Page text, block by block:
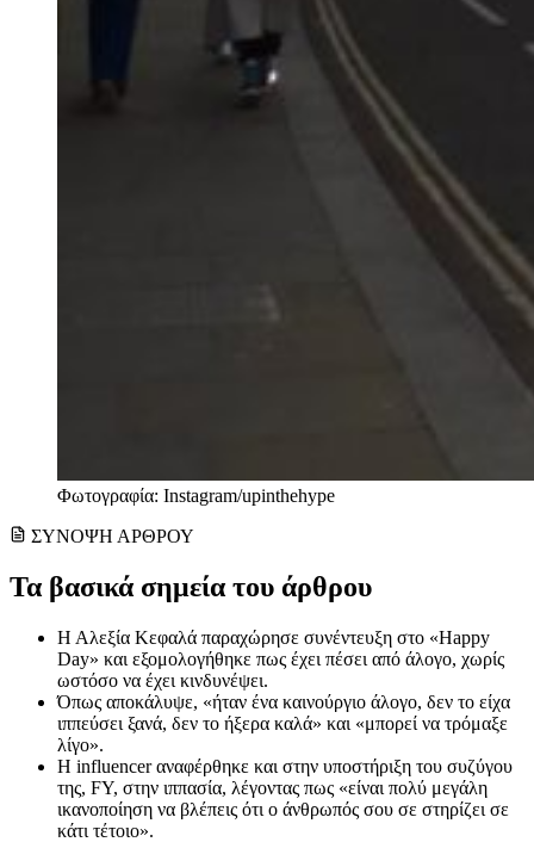
Φωτογραφία: Instagram/upinthehype
ΣΥΝΟΨΗ ΑΡΘΡΟΥ
Τα βασικά σημεία του άρθρου
Η Αλεξία Κεφαλά παραχώρησε συνέντευξη στο «Happy
Day» και εξομολογήθηκε πως έχει πέσει από άλογο, χωρίς
ωστόσο να έχει κινδυνέψει.
Όπως αποκάλυψε, «ήταν ένα καινούργιο άλογο, δεν το είχα
ιππεύσει ξανά, δεν το ήξερα καλά» και «μπορεί να τρόμαξε
λίγο».
Η influencer αναφέρθηκε και στην υποστήριξη του συζύγου
της, FY, στην ιππασία, λέγοντας πως «είναι πολύ μεγάλη
ικανοποίηση να βλέπεις ότι ο άνθρωπός σου σε στηρίζει σε
κάτι τέτοιο».